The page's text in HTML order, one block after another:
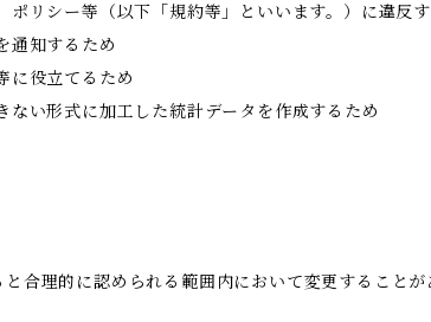
ポリシー等（以下「規約等」といいます。）に違反
通知するため
に役立てるため
ない形式に加工した統計データを作成するため
合理的に認められる範囲内において変更すること